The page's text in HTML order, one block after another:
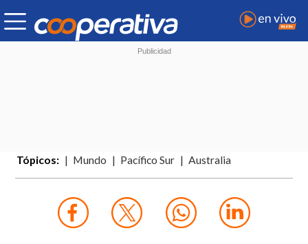
Tópicos: Mundo Pacífico Sur Australia